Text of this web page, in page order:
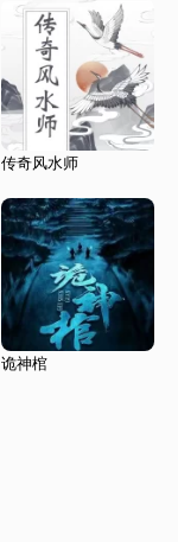
传奇风水师
诡神棺